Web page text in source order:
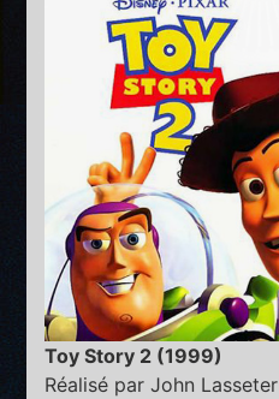
Toy Story 2 (1999)
Réalisé par John Lasseter